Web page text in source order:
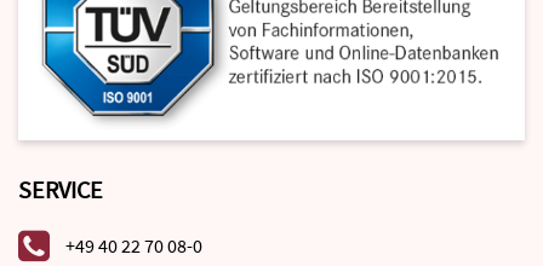
SERVICE
+49 40 22 70 08-0